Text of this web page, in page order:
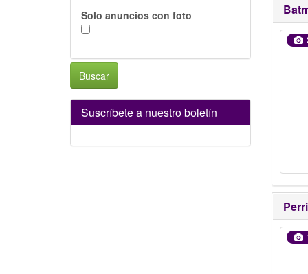
Solo anuncios con foto
Buscar
Suscríbete a nuestro boletín